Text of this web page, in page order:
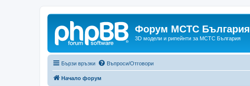
Форум МСТС България
3D модели и рипейнти за МСТС България
Бързи връзки Въпроси/Отговори
Начало форум